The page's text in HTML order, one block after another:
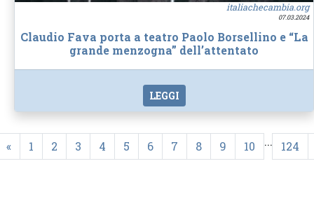
italiachecambia.org
07.03.2024
Claudio Fava porta a teatro Paolo Borsellino e “La
grande menzogna” dell’attentato
LEGGI
« 1 2 3 4 5 6 7 8 9 10 ... 124